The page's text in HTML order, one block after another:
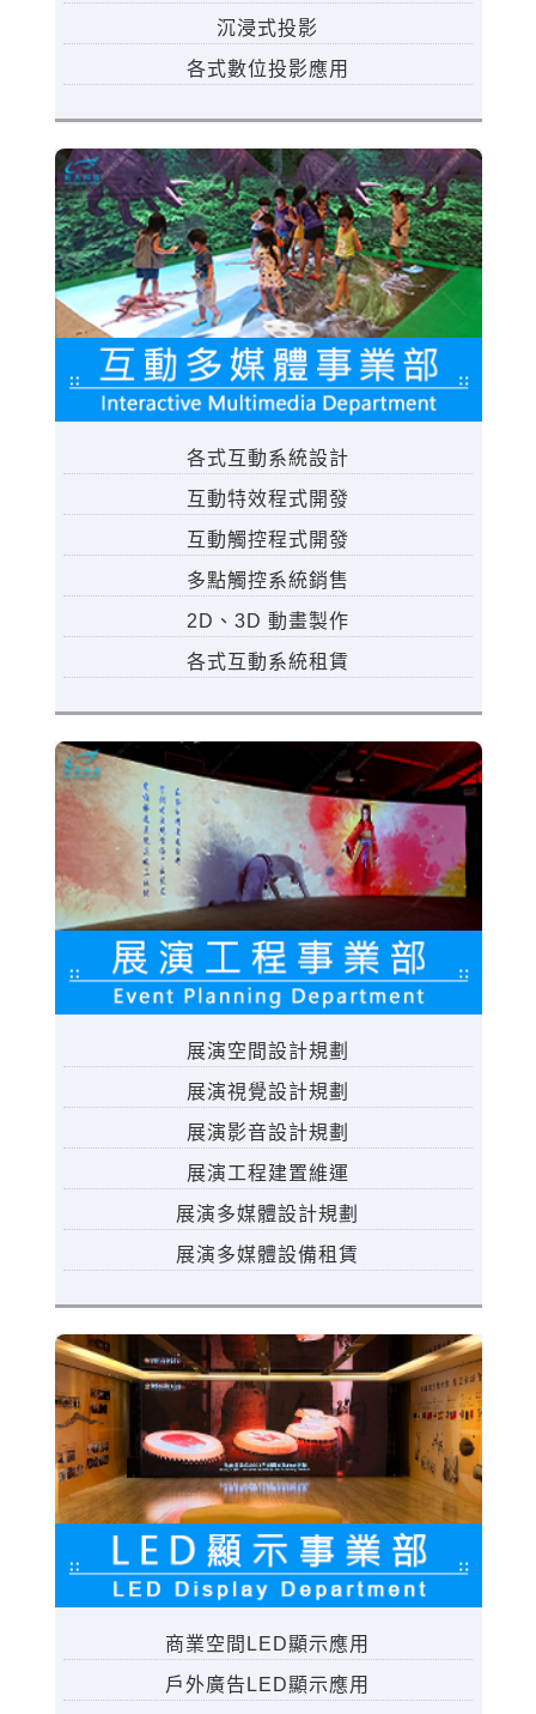
沉浸式投影
各式數位投影應用
各式互動系統設計
互動特效程式開發
互動觸控程式開發
多點觸控系統銷售
2D、3D 動畫製作
各式互動系統租賃
展演空間設計規劃
展演視覺設計規劃
展演影音設計規劃
展演工程建置維運
展演多媒體設計規劃
展演多媒體設備租賃
商業空間LED顯示應用
戶外廣告LED顯示應用